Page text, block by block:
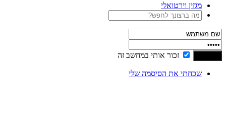
מגזין וירטואלי
זכור אותי במחשב זה
שכחתי את הסיסמה שלי